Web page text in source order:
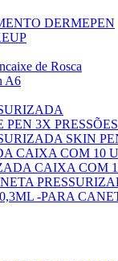
DERMEPEN
de Rosca
A6
3X
SKIN
CAIXA COM 10
CAIXA COM
-PARA